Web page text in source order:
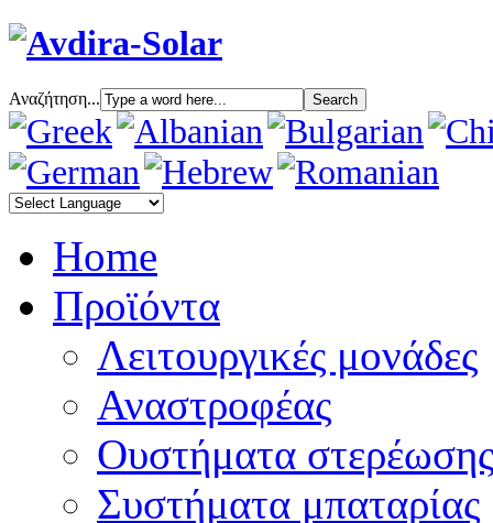
Αναζήτηση...
Home
Προϊόντα
Λειτουργικές μονάδες
Αναστροφέας
Oυστήματα στερέωσης
Συστήματα μπαταρίας